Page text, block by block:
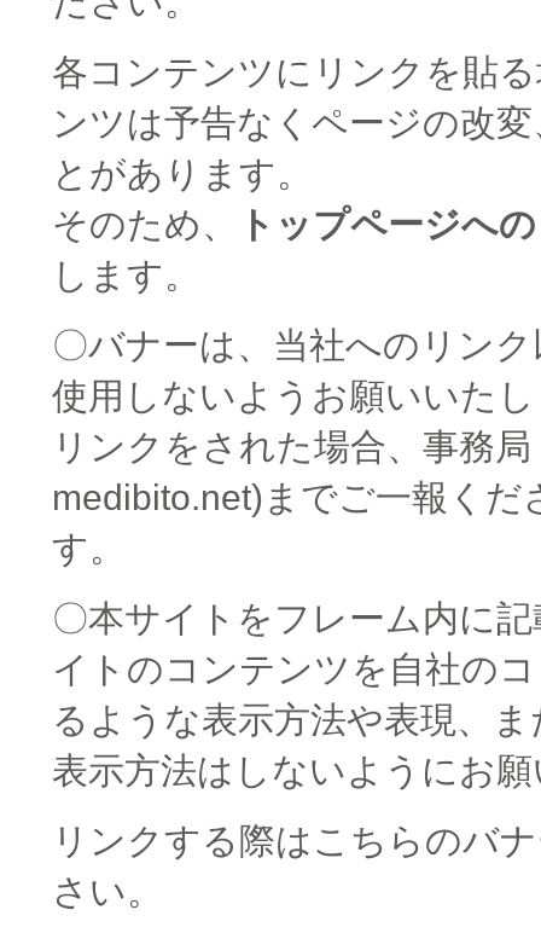
各コンテンツにリンクを貼
ンツは予告なくページの改
とがあります。
そのため、
トップページへ
します。
〇バナーは、当社へのリン
使用しないようお願いいた
リンクをされた場合、事務
medibito.net)までご一報くだ
す。
〇本サイトをフレーム内に
イトのコンテンツを自社の
るような表示方法や表現、
表示方法はしないようにお
リンクする際はこちらのバ
さい。